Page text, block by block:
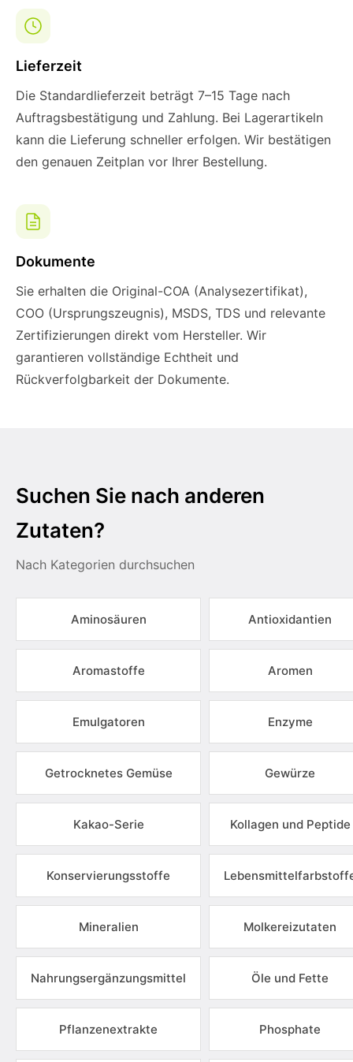
Lieferzeit
Die Standardlieferzeit beträgt 7–15 Tage nach
Auftragsbestätigung und Zahlung. Bei Lagerartikeln
kann die Lieferung schneller erfolgen. Wir bestätigen
den genauen Zeitplan vor Ihrer Bestellung.
Dokumente
Sie erhalten die Original-COA (Analysezertifikat),
COO (Ursprungszeugnis), MSDS, TDS und relevante
Zertifizierungen direkt vom Hersteller. Wir
garantieren vollständige Echtheit und
Rückverfolgbarkeit der Dokumente.
Suchen Sie nach anderen
Zutaten?
Nach Kategorien durchsuchen
Aminosäuren Antioxidantien
Aromastoffe Aromen
Emulgatoren Enzyme
Getrocknetes Gemüse Gewürze
Kakao-Serie Kollagen und Peptide
Konservierungsstoffe
Mineralien Molkereizutaten
Nahrungsergänzungsmittel Öle und Fette
Pflanzenextrakte Phosphate